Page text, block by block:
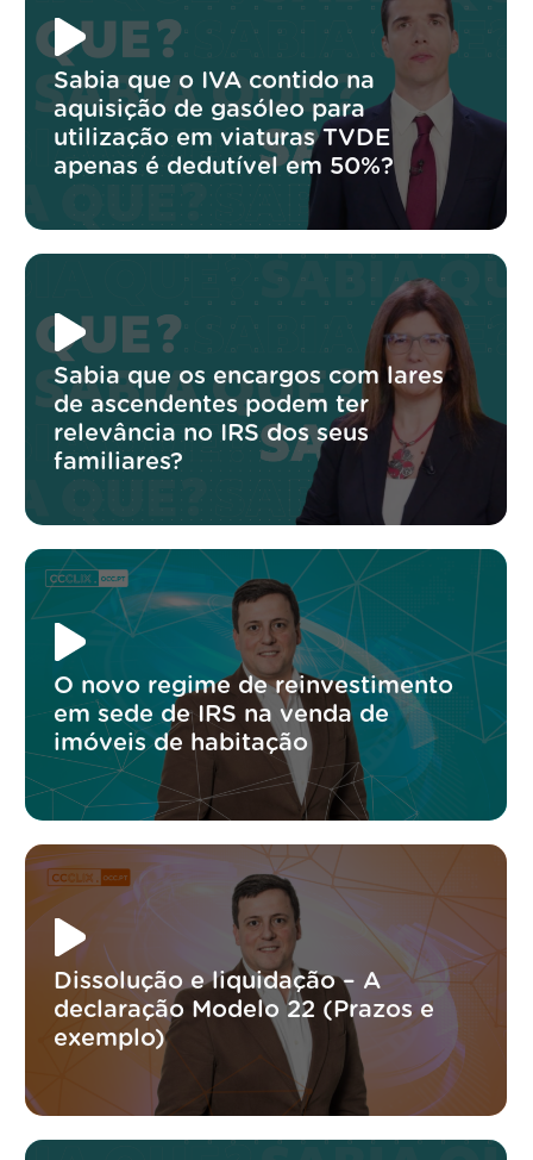
Sabia que o IVA contido na
aquisição de gasóleo para
utilização em viaturas TVDE
apenas é dedutível em 50%?
Sabia que os encargos com lares
de ascendentes podem ter
relevância no IRS dos seus
familiares?
O novo regime de reinvestimento
em sede de IRS na venda de
imóveis de habitação
Dissolução e liquidação – A
declaração Modelo 22 (Prazos e
exemplo)